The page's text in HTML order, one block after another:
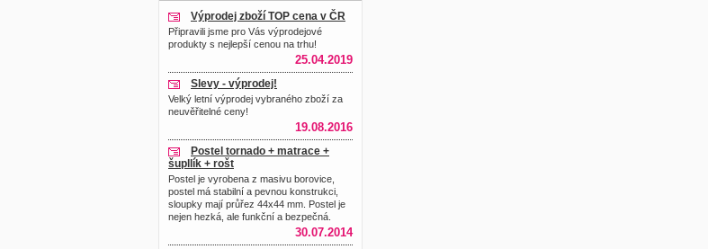
Výprodej zboží TOP cena v ČR
Připravili jsme pro Vás výprodejové
produkty s nejlepší cenou na trhu!
25.04.2019
Slevy - výprodej!
Velký letní výprodej vybraného zboží za
neuvěřitelné ceny!
19.08.2016
Postel tornado + matrace +
šupllík + rošt
Postel je vyrobena z masivu borovice,
postel má stabilní a pevnou konstrukci,
sloupky mají průřez 44x44 mm. Postel je
nejen hezká, ale funkční a bezpečná.
30.07.2014